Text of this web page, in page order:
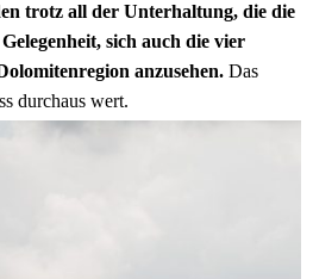
trotz all der Unterhaltung, die die
sich auch die vier
anzusehen. Das
durchaus wert.